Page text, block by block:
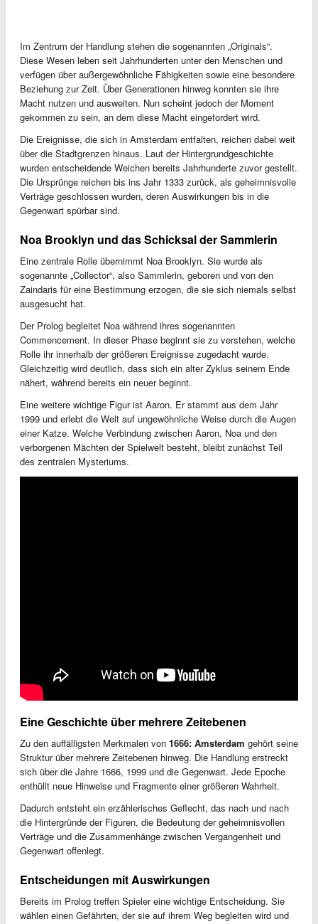
Im Zentrum der Handlung stehen die sogenannten „Originals“.
Diese Wesen leben seit Jahrhunderten unter den Menschen und
verfügen über außergewöhnliche Fähigkeiten sowie eine besondere
Beziehung zur Zeit. Über Generationen hinweg konnten sie ihre
Macht nutzen und ausweiten. Nun scheint jedoch der Moment
gekommen zu sein, an dem diese Macht eingefordert wird.
Die Ereignisse, die sich in Amsterdam entfalten, reichen dabei weit
über die Stadtgrenzen hinaus. Laut der Hintergrundgeschichte
wurden entscheidende Weichen bereits Jahrhunderte zuvor gestellt.
Die Ursprünge reichen bis ins Jahr 1333 zurück, als geheimnisvolle
Verträge geschlossen wurden, deren Auswirkungen bis in die
Gegenwart spürbar sind.
Noa Brooklyn und das Schicksal der Sammlerin
Eine zentrale Rolle übernimmt Noa Brooklyn. Sie wurde als
sogenannte „Collector“, also Sammlerin, geboren und von den
Zaindaris für eine Bestimmung erzogen, die sie sich niemals selbst
ausgesucht hat.
Der Prolog begleitet Noa während ihres sogenannten
Commencement. In dieser Phase beginnt sie zu verstehen, welche
Rolle ihr innerhalb der größeren Ereignisse zugedacht wurde.
Gleichzeitig wird deutlich, dass sich ein alter Zyklus seinem Ende
nähert, während bereits ein neuer beginnt.
Eine weitere wichtige Figur ist Aaron. Er stammt aus dem Jahr
1999 und erlebt die Welt auf ungewöhnliche Weise durch die Augen
einer Katze. Welche Verbindung zwischen Aaron, Noa und den
verborgenen Mächten der Spielwelt besteht, bleibt zunächst Teil
des zentralen Mysteriums.
Eine Geschichte über mehrere Zeitebenen
Zu den auffälligsten Merkmalen von 1666: Amsterdam gehört seine
Struktur über mehrere Zeitebenen hinweg. Die Handlung erstreckt
sich über die Jahre 1666, 1999 und die Gegenwart. Jede Epoche
enthüllt neue Hinweise und Fragmente einer größeren Wahrheit.
Dadurch entsteht ein erzählerisches Geflecht, das nach und nach
die Hintergründe der Figuren, die Bedeutung der geheimnisvollen
Verträge und die Zusammenhänge zwischen Vergangenheit und
Gegenwart offenlegt.
Entscheidungen mit Auswirkungen
Bereits im Prolog treffen Spieler eine wichtige Entscheidung. Sie
wählen einen Gefährten, der sie auf ihrem Weg begleiten wird und